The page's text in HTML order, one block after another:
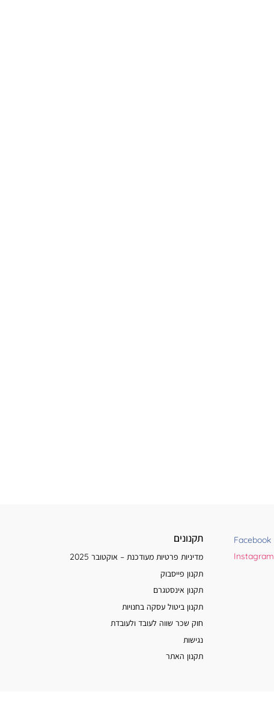
Facebook
Instagram
תקנונים
מדיניות פרטיות מעודכנת – אוקטובר 2025
תקנון פייסבוק
תקנון אינסטגרם
תקנון ביטול עסקה בחנויות
חוק שכר שווה לעובד ולעובדת
נגישות
תקנון האתר